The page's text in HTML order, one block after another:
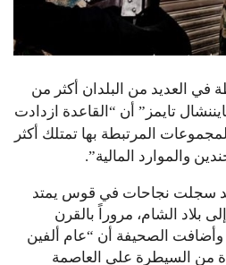
في العديد من البلدان أكثر من
تايمز” أن “القاعدة ازدادت
المرتبطة بها تمتلك أكثر
والموارد المالية”.
سجلت نجاحات في قوس يمتد
بلاد الشام، مروراً بالقرن
وأضافت الصحيفة أن “عام ألفين
من السيطرة على العاصمة